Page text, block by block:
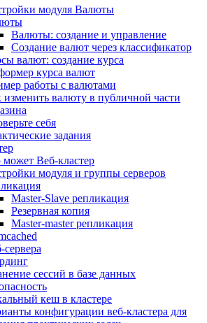
модуля Валюты
Валюты: создание и управление
Создание валют через классификатор
валют: создание курса
курса валют
работы с валютами
изменить валюту в публичной части
себя
задания
может Веб-кластер
модуля и группы серверов
Master-Slave репликация
Резервная копия
Master-master репликация
сервера
сессий в базе данных
кеш в кластере
конфигурации веб-кластера для